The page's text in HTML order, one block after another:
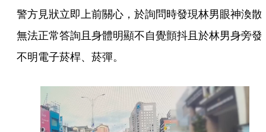
警方見狀立即上前關心，於詢問時發現林男眼神渙散
無法正常答詢且身體明顯不自覺顫抖且於林男身旁發
不明電子菸桿、菸彈。